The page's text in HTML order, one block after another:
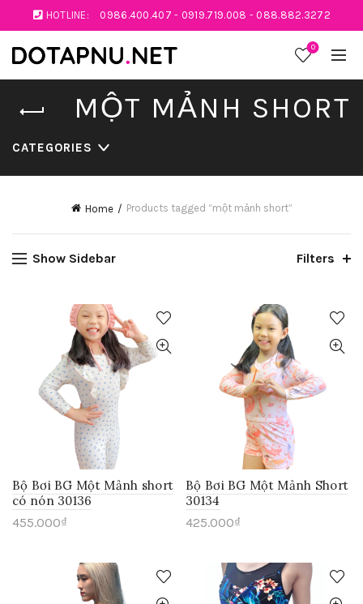
HOTLINE: 0986.400.407 - 0919.719.008 - 088.882.3272
0
MỘT MẢNH SHORT
CATEGORIES
Home Products tagged “một mảnh short”
Show Sidebar Filters
Bộ Bơi BG Một Mảnh short
có nón 30136
455.000₫
Bộ Bơi BG Một Mảnh Short
30134
425.000₫